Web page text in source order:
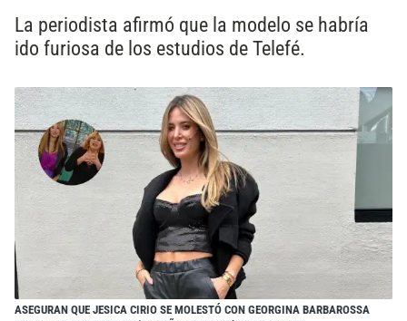
La periodista afirmó que la modelo se habría
ido furiosa de los estudios de Telefé.
ASEGURAN QUE JESICA CIRIO SE MOLESTÓ CON GEORGINA BARBAROSSA